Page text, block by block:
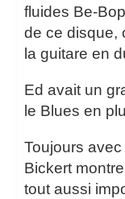
fluides Be-
de ce disque,
la guitare en
Ed avait un
le Blues en
Toujours
Bickert
tout aussi